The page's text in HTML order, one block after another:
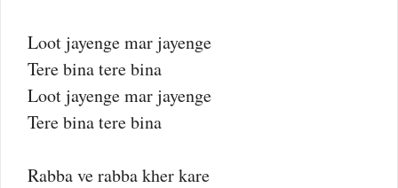
Loot jayenge mar jayenge
Tere bina tere bina
Loot jayenge mar jayenge
Tere bina tere bina
Rabba ve rabba kher kare